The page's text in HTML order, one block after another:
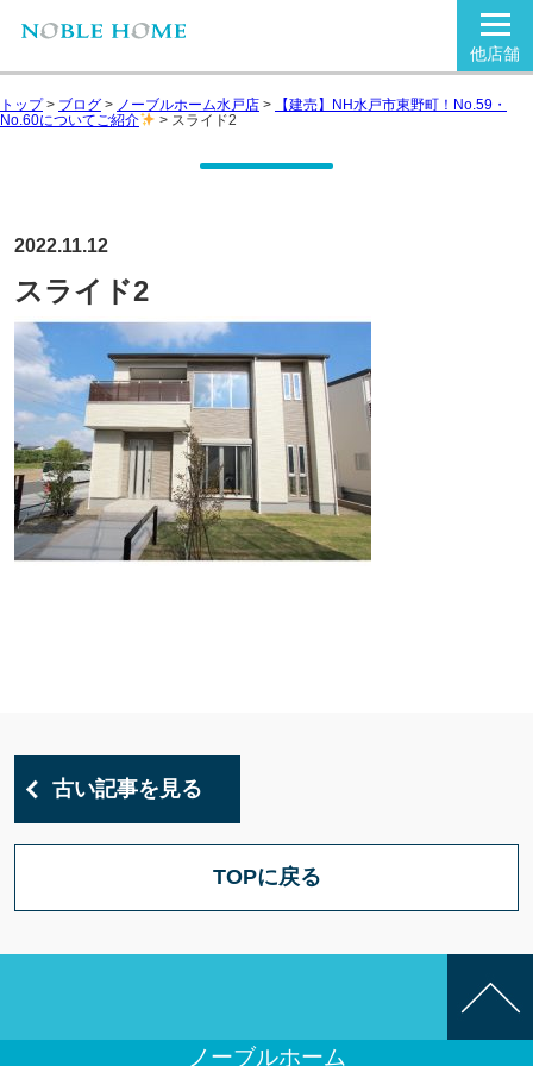
他店舗
トップ> ブログ > ノーブルホーム水戸店 >
【建売】NH水戸市東野町！No.59・
No.60についてご紹介
> スライド2
2022.11.12
スライド2
古い記事を見る
TOPに戻る
ノーブルホーム